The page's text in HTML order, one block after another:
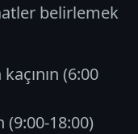
belirlemek
(6:00
18:00)